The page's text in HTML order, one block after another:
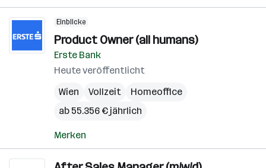
Einblicke
Product Owner (all humans)
Erste Bank
Heute veröffentlicht
Wien
Vollzeit
Homeoffice
ab 55.356 € jährlich
Merken